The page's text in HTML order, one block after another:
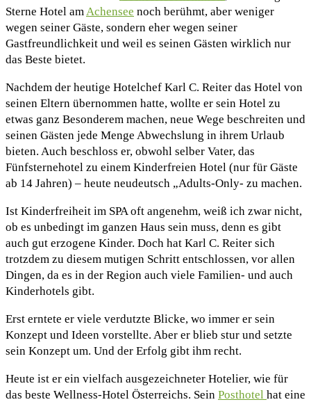
Sterne Hotel am Achensee noch berühmt, aber weniger
wegen seiner Gäste, sondern eher wegen seiner
Gastfreundlichkeit und weil es seinen Gästen wirklich nur
das Beste bietet.
Nachdem der heutige Hotelchef Karl C. Reiter das Hotel von
seinen Eltern übernommen hatte, wollte er sein Hotel zu
etwas ganz Besonderem machen, neue Wege beschreiten und
seinen Gästen jede Menge Abwechslung in ihrem Urlaub
bieten. Auch beschloss er, obwohl selber Vater, das
Fünfsternehotel zu einem Kinderfreien Hotel (nur für Gäste
ab 14 Jahren) – heute neudeutsch „Adults-Only- zu machen.
Ist Kinderfreiheit im SPA oft angenehm, weiß ich zwar nicht,
ob es unbedingt im ganzen Haus sein muss, denn es gibt
auch gut erzogene Kinder. Doch hat Karl C. Reiter sich
trotzdem zu diesem mutigen Schritt entschlossen, vor allen
Dingen, da es in der Region auch viele Familien- und auch
Kinderhotels gibt.
Erst erntete er viele verdutzte Blicke, wo immer er sein
Konzept und Ideen vorstellte. Aber er blieb stur und setzte
sein Konzept um. Und der Erfolg gibt ihm recht.
Heute ist er ein vielfach ausgezeichneter Hotelier, wie für
das beste Wellness-Hotel Österreichs. Sein Posthotel hat eine